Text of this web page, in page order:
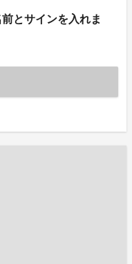
とサインを入れま